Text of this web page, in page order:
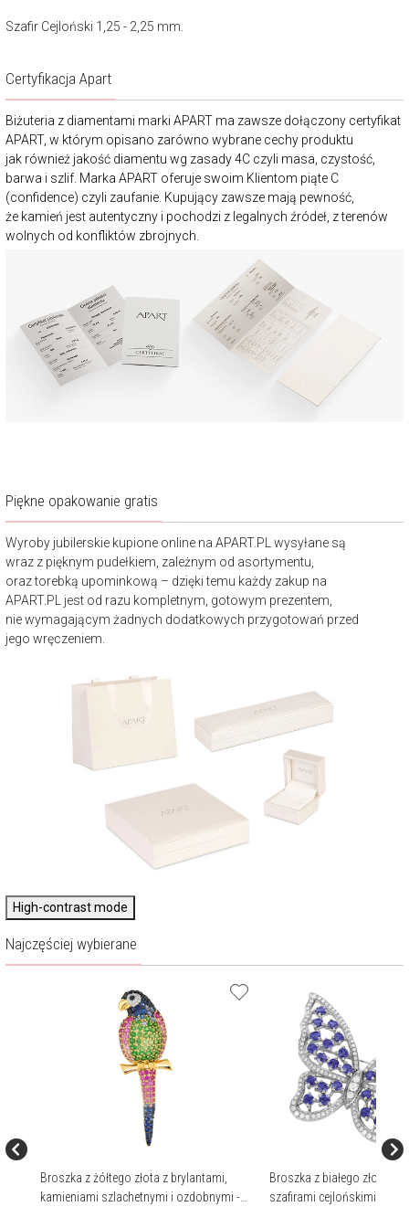
Szafir Cejloński 1,25 - 2,25 mm.
Certyfikacja Apart
Biżuteria z diamentami marki APART ma zawsze dołączony certyfikat
APART, w którym opisano zarówno wybrane cechy produktu
jak również jakość diamentu wg zasady 4C czyli masa, czystość,
barwa i szlif. Marka APART oferuje swoim Klientom piąte C
(confidence) czyli zaufanie. Kupujący zawsze mają pewność,
że kamień jest autentyczny i pochodzi z legalnych źródeł, z terenów
wolnych od konfliktów zbrojnych.
Piękne opakowanie gratis
Wyroby jubilerskie kupione online na APART.PL wysyłane są
wraz z pięknym pudełkiem, zależnym od asortymentu,
oraz torebką upominkową – dzięki temu każdy zakup na
APART.PL jest od razu kompletnym, gotowym prezentem,
nie wymagającym żadnych dodatkowych przygotowań przed
jego wręczeniem.
High-contrast mode
Najczęściej wybierane
Broszka z żółtego złota z brylantami,
kamieniami szlachetnymi i ozdobnymi -
Broszka z białego złota z
szafirami cejlońskimi -